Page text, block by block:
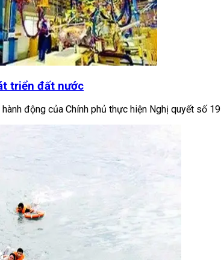
triển đất nước
động của Chính phủ thực hiện Nghị quyết số